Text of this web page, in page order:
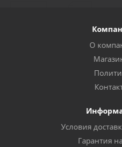
О
Условия
Гарантия